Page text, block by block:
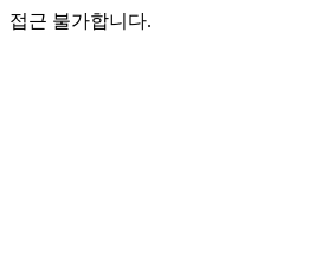
접근 불가합니다.